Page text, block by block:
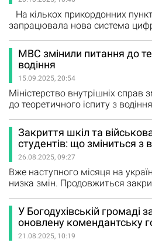
На кількох прикордонних
запрацювала нова система
наступного року. Ініціатива
мандрівникам подорожі
перші дні роботи системи
кордонах і затримки поїздів. Як
МВС змінили питання до
водіння
15.09.2025, 20:54
Міністерство внутрішніх справ
до теоретичного іспиту з
Про це Міністерство внутрішніх
Telegram. Теоретичний іспит з
питань. Кандидати мають 20
скласти теоретичний іспит. Під
допускається…
Закриття шкіл та
студентів: що зміниться з
26.08.2025, 09:27
Вже наступного місяця на
низка змін. Продовжиться
навчальних закладах
загальновійськову підготовку.
нововведення зібрав Центр
та контролю. Сільські школи і
У Богодухівській громаді
оновлену комендантську
21.08.2025, 10:19